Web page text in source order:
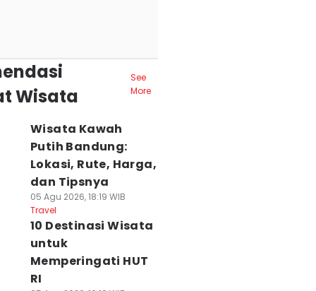
Wisata
See
More
Wisata Kawah
Putih Bandung:
Lokasi, Rute, Harga,
dan Tipsnya
05 Agu 2026, 18:19 WIB
Travel
10 Destinasi Wisata
untuk
Memperingati HUT
RI